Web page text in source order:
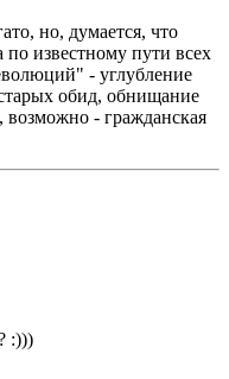
но, думается, что
известному пути всех
- углубление
обид, обнищание
- гражданская
:)))